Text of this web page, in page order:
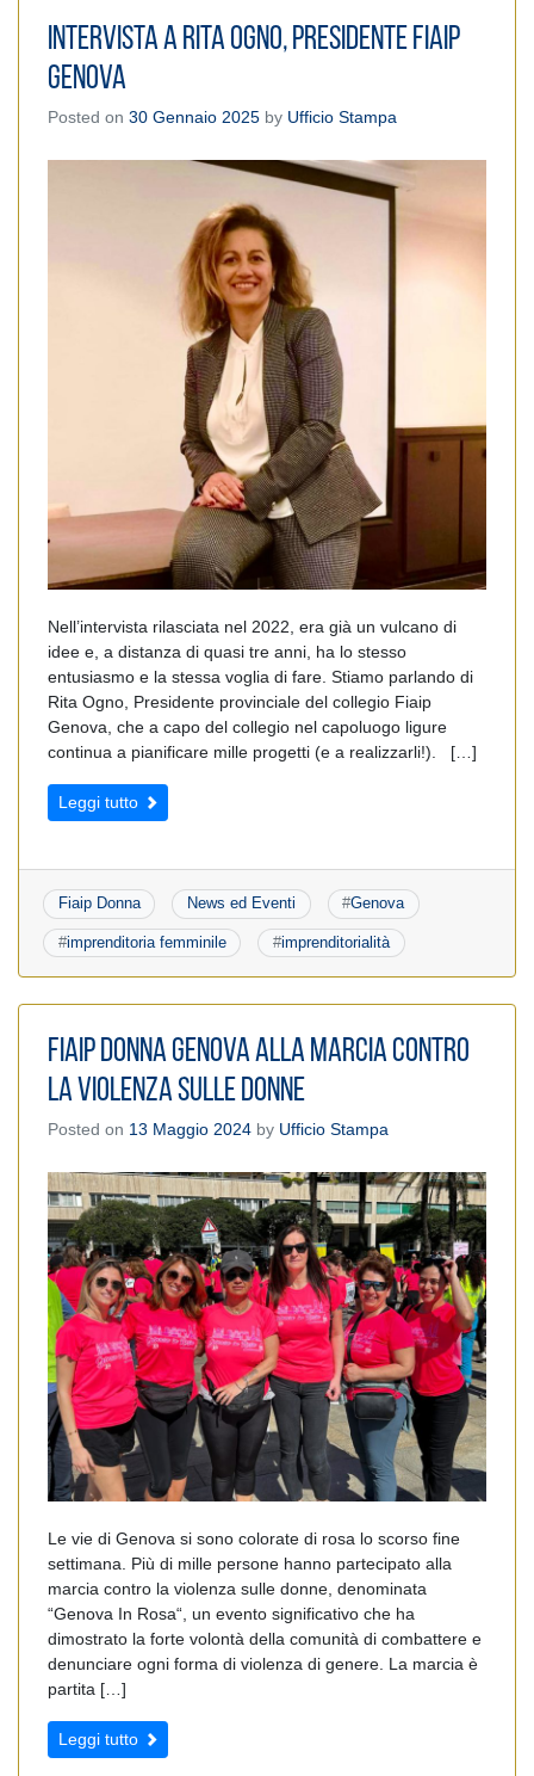
Intervista a Rita Ogno, Presidente FIAIP
Genova
Posted on 30 Gennaio 2025 by Ufficio Stampa
Nell’intervista rilasciata nel 2022, era già un vulcano di
idee e, a distanza di quasi tre anni, ha lo stesso
entusiasmo e la stessa voglia di fare. Stiamo parlando di
Rita Ogno, Presidente provinciale del collegio Fiaip
Genova, che a capo del collegio nel capoluogo ligure
continua a pianificare mille progetti (e a realizzarli!). […]
Leggi tutto
Fiaip Donna News ed Eventi #Genova
#imprenditoria femminile #imprenditorialità
Fiaip Donna Genova alla marcia contro
la violenza sulle donne
Posted on 13 Maggio 2024 by Ufficio Stampa
Le vie di Genova si sono colorate di rosa lo scorso fine
settimana. Più di mille persone hanno partecipato alla
marcia contro la violenza sulle donne, denominata
“Genova In Rosa“, un evento significativo che ha
dimostrato la forte volontà della comunità di combattere e
denunciare ogni forma di violenza di genere. La marcia è
partita […]
Leggi tutto